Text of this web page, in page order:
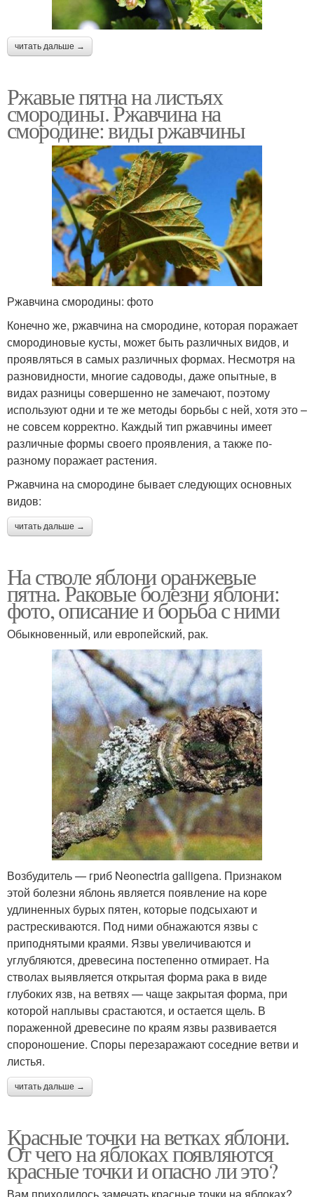
читать дальше →
Ржавые пятна на листьях
смородины. Ржавчина на
смородине: виды ржавчины
Ржавчина смородины: фото
Конечно же, ржавчина на смородине, которая поражает
смородиновые кусты, может быть различных видов, и
проявляться в самых различных формах. Несмотря на
разновидности, многие садоводы, даже опытные, в
видах разницы совершенно не замечают, поэтому
используют одни и те же методы борьбы с ней, хотя это –
не совсем корректно. Каждый тип ржавчины имеет
различные формы своего проявления, а также по-
разному поражает растения.
Ржавчина на смородине бывает следующих основных
видов:
читать дальше →
На стволе яблони оранжевые
пятна. Раковые болезни яблони:
фото, описание и борьба с ними
Обыкновенный, или европейский, рак.
Возбудитель — гриб Neonectria galligena. Признаком
этой болезни яблонь является появление на коре
удлиненных бурых пятен, которые подсыхают и
растрескиваются. Под ними обнажаются язвы с
приподнятыми краями. Язвы увеличиваются и
углубляются, древесина постепенно отмирает. На
стволах выявляется открытая форма рака в виде
глубоких язв, на ветвях — чаще закрытая форма, при
которой наплывы срастаются, и остается щель. В
пораженной древесине по краям язвы развивается
спороношение. Споры перезаражают соседние ветви и
листья.
читать дальше →
Красные точки на ветках яблони.
От чего на яблоках появляются
красные точки и опасно ли это?